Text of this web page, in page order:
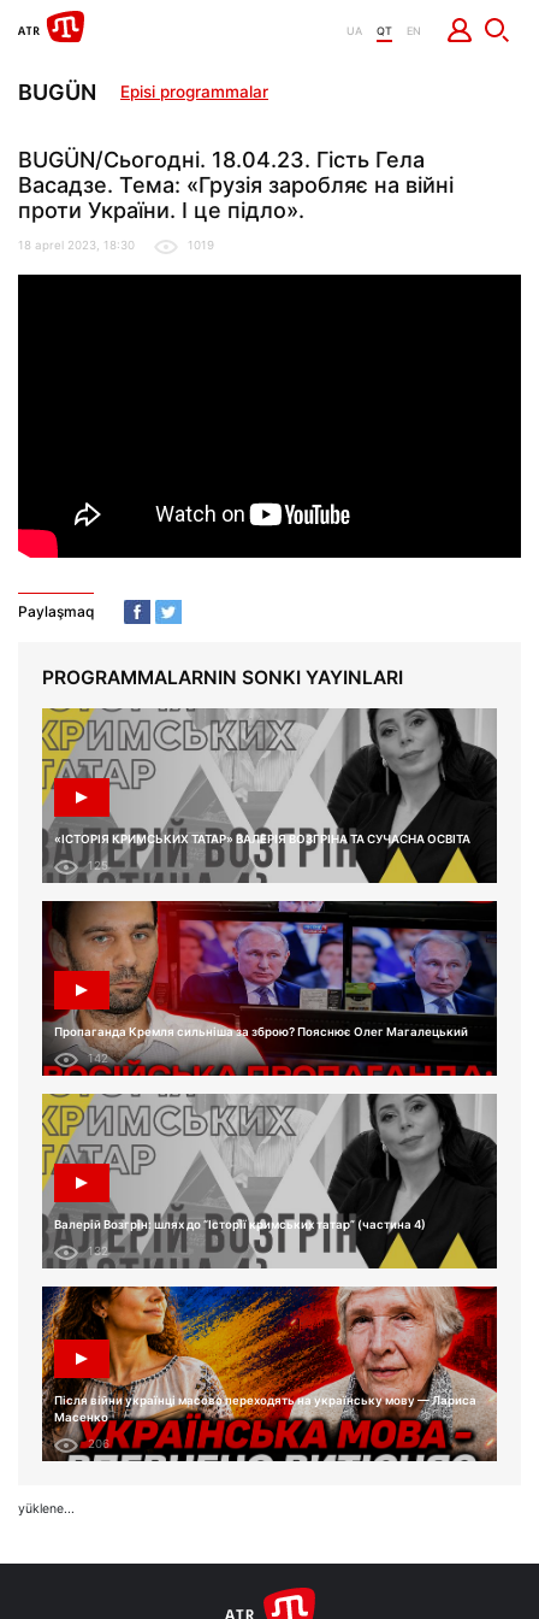
UA QT EN
BUGÜN Episi programmalar
BUGÜN/Сьогодні. 18.04.23. Гість Гела
Васадзе. Тема: «Грузія заробляє на війні
проти України. І це підло».
18 aprel 2023, 18:30 1019
Paylaşmaq
PROGRAMMALARNIN SONKI YAYINLARI
«ІСТОРІЯ КРИМСЬКИХ ТАТАР» ВАЛЕРІЯ ВОЗГРІНА ТА СУЧАСНА ОСВІТА
125
Пропаганда Кремля сильніша за зброю? Пояснює Олег Магалецький
142
Валерій Возгрін: шлях до “Історії кримських татар” (частина 4)
132
Після війни українці масово переходять на українську мову — Лариса
Масенко
206
yüklene...